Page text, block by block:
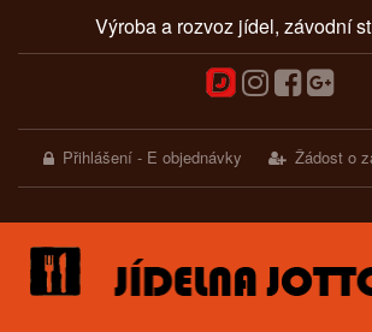
Výroba a rozvoz jídel, závodní
Přihlášení - E objednávky Žádost o